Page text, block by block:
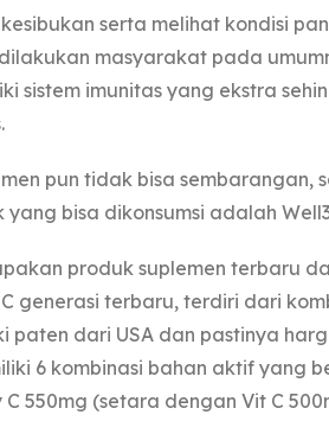
serta melihat kondisi
masyarakat pada
sistem imunitas yang ekstra
pun tidak bisa sembarangan,
bisa dikonsumsi adalah
produk suplemen terbaru
generasi terbaru, terdiri dari
paten dari USA dan pastinya
6 kombinasi bahan aktif yang
550mg (setara dengan Vit C